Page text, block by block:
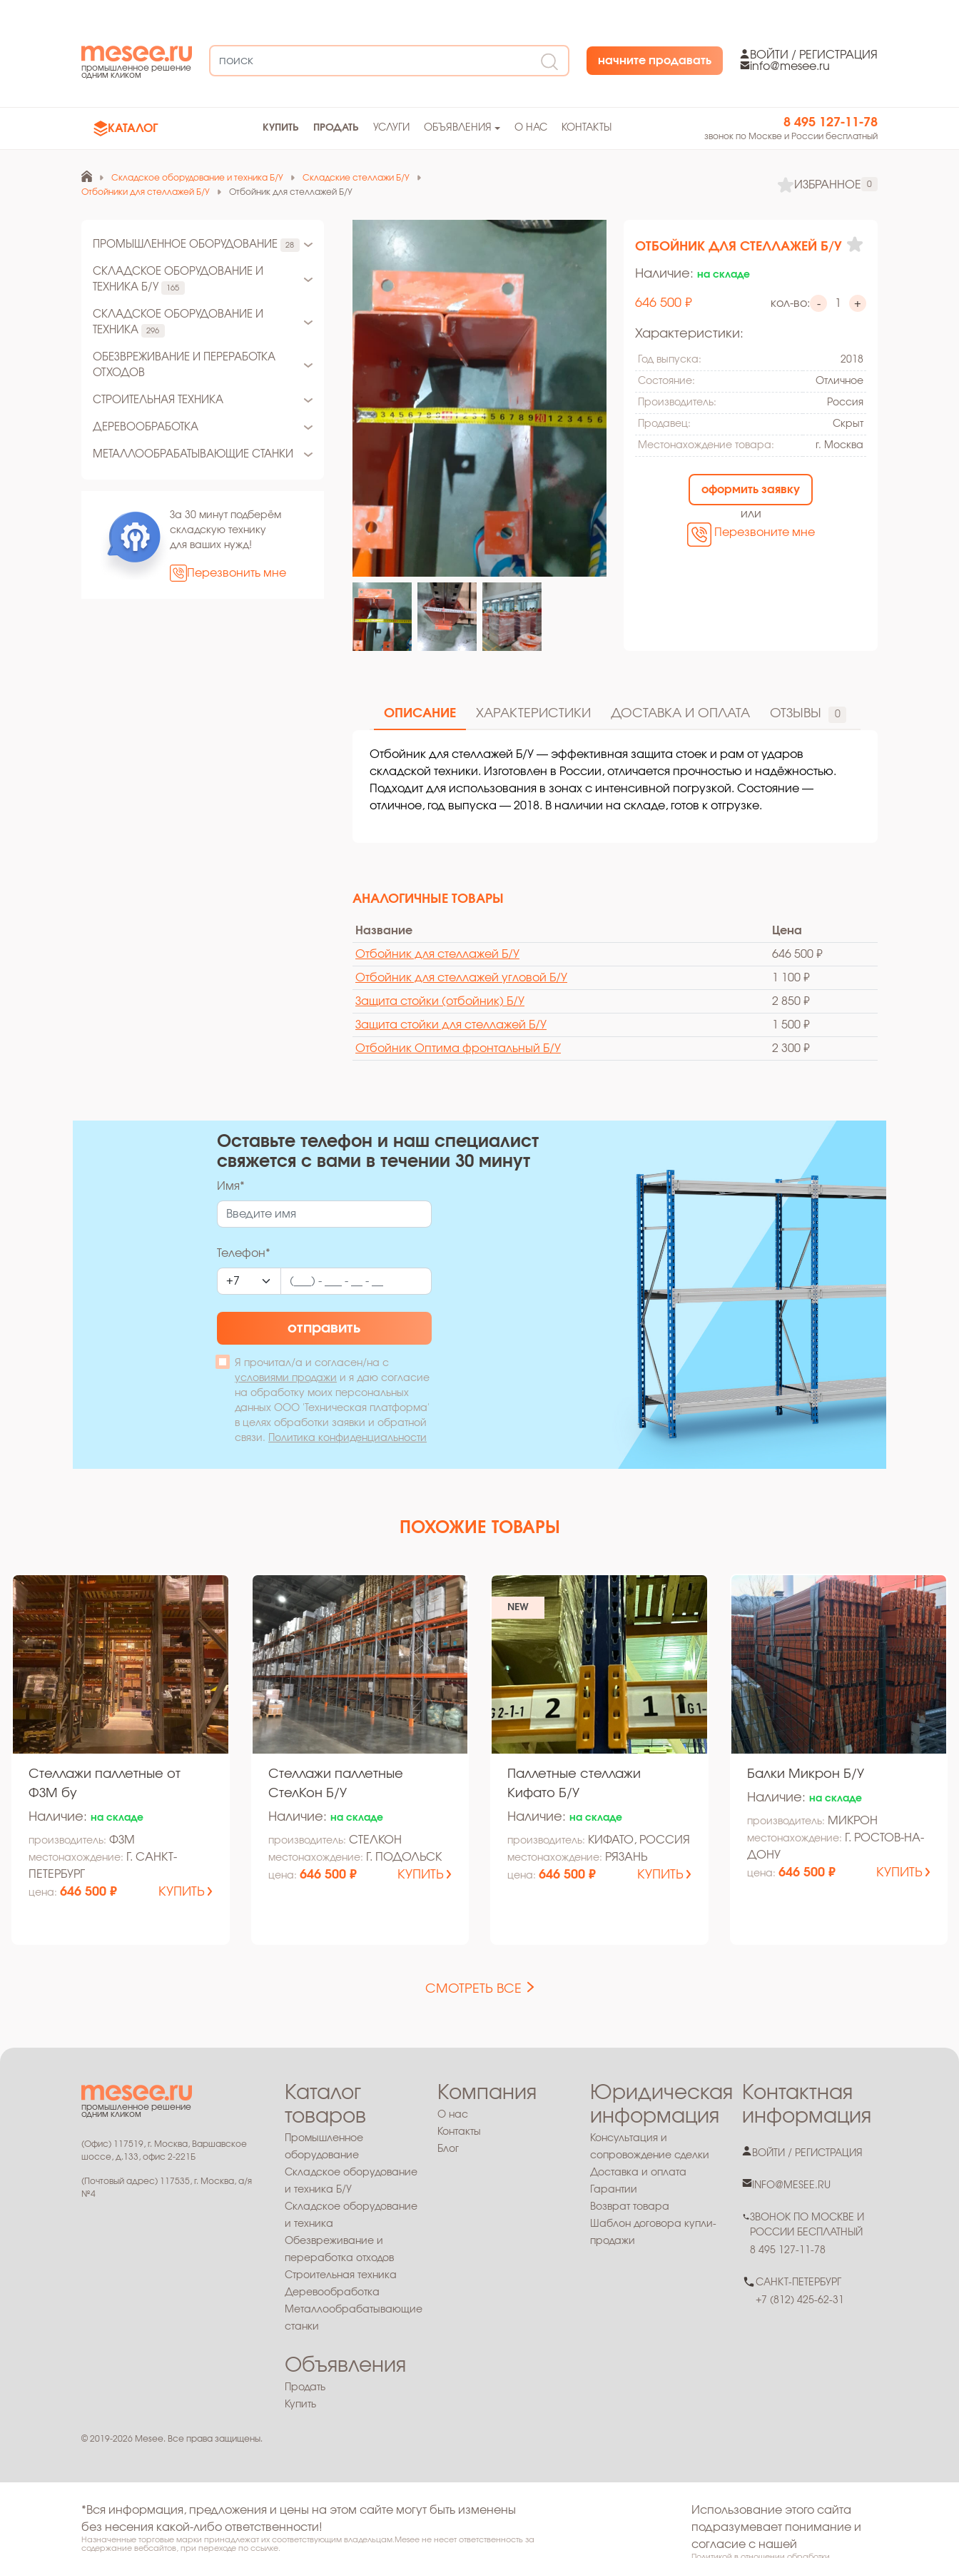
промышленное решение
одним кликом
начните продавать
ВОЙТИ / РЕГИСТРАЦИЯ
info@mesee.ru
КАТАЛОГ КУПИТЬ ПРОДАТЬ УСЛУГИ ОБЪЯВЛЕНИЯ О НАС КОНТАКТЫ 8 495 127-11-78
звонок по Москве и России бесплатный
Складское оборудование и техника Б/У
Складские стеллажи Б/У
Отбойники для стеллажей Б/У
Отбойник для стеллажей Б/У
ИЗБРАННОЕ 0
ПРОМЫШЛЕННОЕ ОБОРУДОВАНИЕ 28
СКЛАДСКОЕ ОБОРУДОВАНИЕ И
ТЕХНИКА Б/У
165
СКЛАДСКОЕ ОБОРУДОВАНИЕ И
ТЕХНИКА
296
ОБЕЗВРЕЖИВАНИЕ И ПЕРЕРАБОТКА
ОТХОДОВ
СТРОИТЕЛЬНАЯ ТЕХНИКА
ДЕРЕВООБРАБОТКА
МЕТАЛЛООБРАБАТЫВАЮЩИЕ СТАНКИ
За 30 минут подберём
складскую технику
для ваших нужд!
Перезвонить мне
ОТБОЙНИК ДЛЯ СТЕЛЛАЖЕЙ Б/У
Наличие: на складе
646 500 ₽ кол-во: - +
Характеристики:
Год выпуска: 2018
Состояние: Oтличное
Производитель: Россия
Продавец: Скрыт
Местонахождение товара: г. Москва
оформить заявку
или
Перезвоните мне
ОПИСАНИЕ ХАРАКТЕРИСТИКИ ДОСТАВКА И ОПЛАТА ОТЗЫВЫ 0
Отбойник для стеллажей Б/У — эффективная защита стоек и рам от ударов
складской техники. Изготовлен в России, отличается прочностью и надёжностью.
Подходит для использования в зонах с интенсивной погрузкой. Состояние —
отличное, год выпуска — 2018. В наличии на складе, готов к отгрузке.
АНАЛОГИЧНЫЕ ТОВАРЫ
Название Цена
Отбойник для стеллажей Б/У 646 500 ₽
Отбойник для стеллажей угловой Б/У 1 100 ₽
Защита стойки (отбойник) Б/У 2 850 ₽
Защита стойки для стеллажей Б/У 1 500 ₽
Отбойник Оптима фронтальный Б/У 2 300 ₽
Оставьте телефон и наш специалист
свяжется с вами в течении 30 минут
Имя*
Телефон*
отправить
Я прочитал/а и согласен/на с
условиями продажи и я даю согласие
на обработку моих персональных
данных ООО 'Техническая платформа'
в целях обработки заявки и обратной
связи.
Политика конфиденциальности
ПОХОЖИЕ ТОВАРЫ
Стеллажи паллетные от
ФЗМ бу
Наличие: на складе
производитель: ФЗМ
местонахождение:
Г. САНКТ-
ПЕТЕРБУРГ
цена: 646 500 ₽ КУПИТЬ
Стеллажи паллетные
СтелКон Б/У
Наличие: на складе
производитель: СТЕЛКОН
местонахождение: Г. ПОДОЛЬСК
цена: 646 500 ₽ КУПИТЬ
NEW
Паллетные стеллажи
Кифато Б/У
Наличие: на складе
производитель: КИФАТО, РОССИЯ
местонахождение: РЯЗАНЬ
цена: 646 500 ₽ КУПИТЬ
Балки Микрон Б/У
Наличие: на складе
производитель: МИКРОН
местонахождение:
Г. РОСТОВ-НА-
ДОНУ
цена: 646 500 ₽ КУПИТЬ
СМОТРЕТЬ ВСЕ
промышленное решение
одним кликом
(Офис) 117519, г. Москва, Варшавское
шоссе, д.133, офис 2-221Б
(Почтовый адрес) 117535, г. Москва, а/я
№4
Каталог
товаров
Промышленное
оборудование
Складское оборудование
и техника Б/У
Складское оборудование
и техника
Обезвреживание и
переработка отходов
Строительная техника
Деревообработка
Металлообрабатывающие
станки
Объявления
Продать
Купить
Компания
О нас
Контакты
Блог
Юридическая
информация
Консультация и
сопровождение сделки
Доставка и оплата
Гарантии
Возврат товара
Шаблон договора купли-
продажи
Контактная
информация
ВОЙТИ / РЕГИСТРАЦИЯ
INFO@MESEE.RU
ЗВОНОК ПО МОСКВЕ И
РОССИИ БЕСПЛАТНЫЙ
8 495 127-11-78
САНКТ-ПЕТЕРБУРГ
+7 (812) 425-62-31
© 2019-2026 Mesee. Все права защищены.
*Вся информация, предложения и цены на этом сайте могут быть изменены
без несения какой-либо ответственности!
Назначенные торговые марки принадлежат их соответствующим владельцам.Mesee не несет ответственность за
содержание вебсайтов, при переходе по ссылке.
Использование этого сайта
подразумевает понимание и
согласие с нашей